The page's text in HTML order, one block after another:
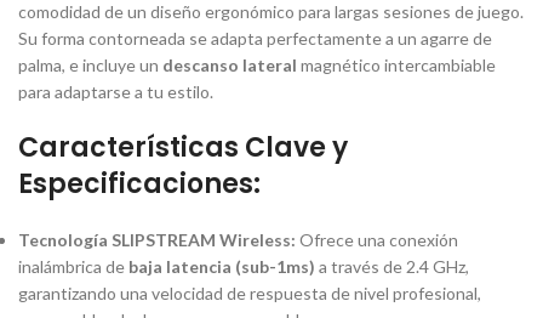
comodidad de un diseño ergonómico para largas sesiones de juego.
Su forma contorneada se adapta perfectamente a un agarre de
palma, e incluye un descanso lateral magnético intercambiable
para adaptarse a tu estilo.
Características Clave y
Especificaciones:
Tecnología SLIPSTREAM Wireless: Ofrece una conexión
inalámbrica de baja latencia (sub-1ms) a través de 2.4 GHz,
garantizando una velocidad de respuesta de nivel profesional,